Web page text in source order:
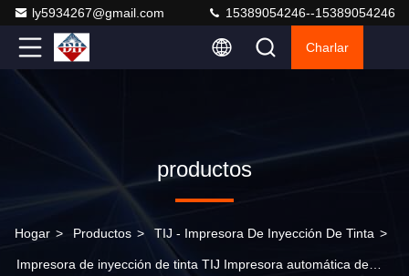
ly5934267@gmail.com 15389054246--15389054246
Charlar
productos
Hogar > Productos > TIJ - Impresora De Inyección De Tinta >
Impresora de inyección de tinta TIJ Impresora automática de